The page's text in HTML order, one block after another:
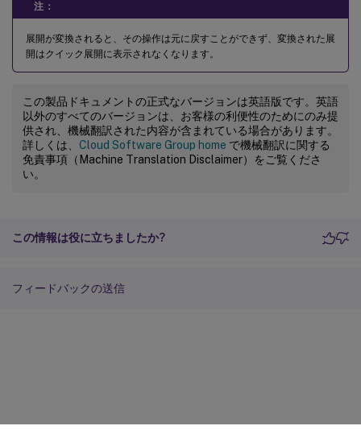
注：
展開が変換されると、その操作は元に戻すことができず、変換された展
開はクイック展開に表示されなくなります。
この製品ドキュメントの正式なバージョンは英語版です。英語
以外のすべてのバージョンは、お客様の利便性のためにのみ提
供され、機械翻訳された内容が含まれている場合があります。
詳しくは、 Cloud Software Group home で機械翻訳に関する
免責事項（Machine Translation Disclaimer）をご覧くださ
い。
この情報は役に立ちましたか?
フィードバックの送信